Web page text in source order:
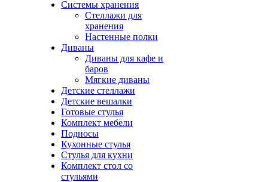
Системы хранения
Стеллажи для
хранения
Настенные полки
Диваны
Диваны для кафе и
баров
Мягкие диваны
Детские стеллажи
Детские вешалки
Готовые стулья
Комплект мебели
Подносы
Кухонные стулья
Стулья для кухни
Комплект стол со
стульями